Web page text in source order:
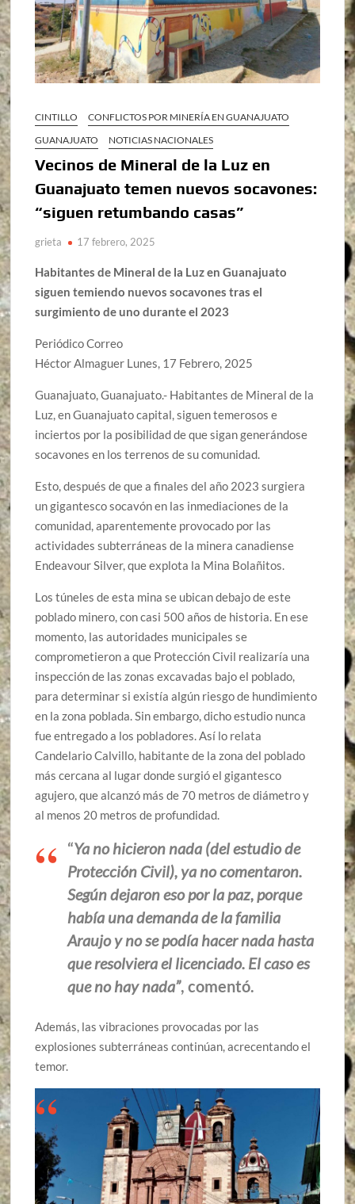
CINTILLO
CONFLICTOS POR MINERÍA EN GUANAJUATO
GUANAJUATO
NOTICIAS NACIONALES
Vecinos de Mineral de la Luz en
Guanajuato temen nuevos socavones:
“siguen retumbando casas”
grieta 17 febrero, 2025
Habitantes de Mineral de la Luz en Guanajuato
siguen temiendo nuevos socavones tras el
surgimiento de uno durante el 2023
Periódico Correo
Héctor Almaguer Lunes, 17 Febrero, 2025
Guanajuato, Guanajuato.- Habitantes de Mineral de la
Luz, en Guanajuato capital, siguen temerosos e
inciertos por la posibilidad de que sigan generándose
socavones en los terrenos de su comunidad.
Esto, después de que a finales del año 2023 surgiera
un gigantesco socavón en las inmediaciones de la
comunidad, aparentemente provocado por las
actividades subterráneas de la minera canadiense
Endeavour Silver, que explota la Mina Bolañitos.
Los túneles de esta mina se ubican debajo de este
poblado minero, con casi 500 años de historia. En ese
momento, las autoridades municipales se
comprometieron a que Protección Civil realizaría una
inspección de las zonas excavadas bajo el poblado,
para determinar si existía algún riesgo de hundimiento
en la zona poblada. Sin embargo, dicho estudio nunca
fue entregado a los pobladores. Así lo relata
Candelario Calvillo, habitante de la zona del poblado
más cercana al lugar donde surgió el gigantesco
agujero, que alcanzó más de 70 metros de diámetro y
al menos 20 metros de profundidad.
“Ya no hicieron nada (del estudio de
Protección Civil), ya no comentaron.
Según dejaron eso por la paz, porque
había una demanda de la familia
Araujo y no se podía hacer nada hasta
que resolviera el licenciado. El caso es
que no hay nada”, comentó.
Además, las vibraciones provocadas por las
explosiones subterráneas continúan, acrecentando el
temor.